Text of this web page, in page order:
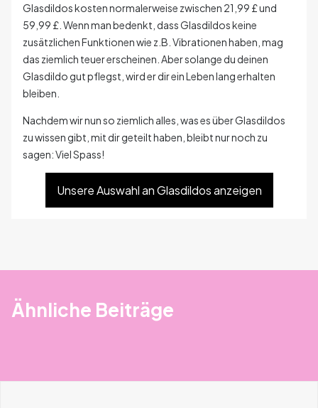
Glasdildos kosten normalerweise zwischen 21,99 £ und
59,99 £. Wenn man bedenkt, dass Glasdildos keine
zusätzlichen Funktionen wie z.B. Vibrationen haben, mag
das ziemlich teuer erscheinen. Aber solange du deinen
Glasdildo gut pflegst, wird er dir ein Leben lang erhalten
bleiben.
Nachdem wir nun so ziemlich alles, was es über Glasdildos
zu wissen gibt, mit dir geteilt haben, bleibt nur noch zu
sagen: Viel Spass!
Unsere Auswahl an Glasdildos anzeigen
Ähnliche Beiträge